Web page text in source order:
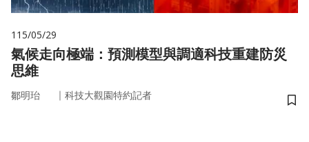
115/05/29
氣候走向極端：預測模型與調適科技重建防災
思維
鄒明珆 ｜ 科技大觀園特約記者
儲